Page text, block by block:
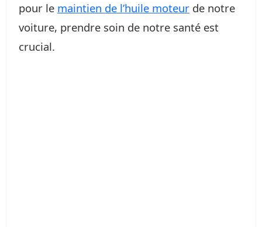
pour le maintien de l’huile moteur de notre
voiture, prendre soin de notre santé est
crucial.